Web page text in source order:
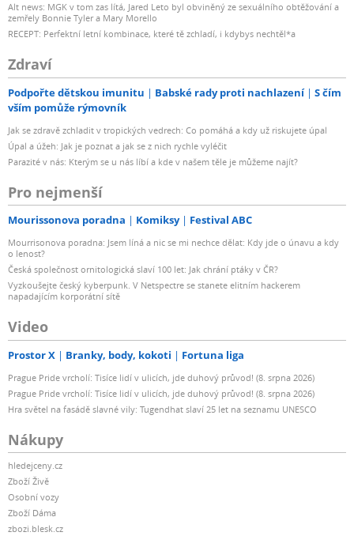
Alt news: MGK v tom zas lítá, Jared Leto byl obviněný ze sexuálního obtěžování a
zemřely Bonnie Tyler a Mary Morello
RECEPT: Perfektní letní kombinace, které tě zchladí, i kdybys nechtěl*a
Zdraví
Podpořte dětskou imunitu Babské rady proti nachlazení
S čím
vším pomůže rýmovník
Jak se zdravě zchladit v tropických vedrech: Co pomáhá a kdy už riskujete úpal
Úpal a úžeh: Jak je poznat a jak se z nich rychle vyléčit
Parazité v nás: Kterým se u nás líbí a kde v našem těle je můžeme najít?
Pro nejmenší
Mourissonova poradna Komiksy Festival ABC
Mourrisonova poradna: Jsem líná a nic se mi nechce dělat: Kdy jde o únavu a kdy
o lenost?
Česká společnost ornitologická slaví 100 let: Jak chrání ptáky v ČR?
Vyzkoušejte český kyberpunk. V Netspectre se stanete elitním hackerem
napadajícím korporátní sítě
Video
Prostor X Branky, body, kokoti Fortuna liga
Prague Pride vrcholí: Tisíce lidí v ulicích, jde duhový průvod! (8. srpna 2026)
Prague Pride vrcholí: Tisíce lidí v ulicích, jde duhový průvod! (8. srpna 2026)
Hra světel na fasádě slavné vily: Tugendhat slaví 25 let na seznamu UNESCO
Nákupy
hledejceny.cz
Zboží Živě
Osobní vozy
Zboží Dáma
zbozi.blesk.cz